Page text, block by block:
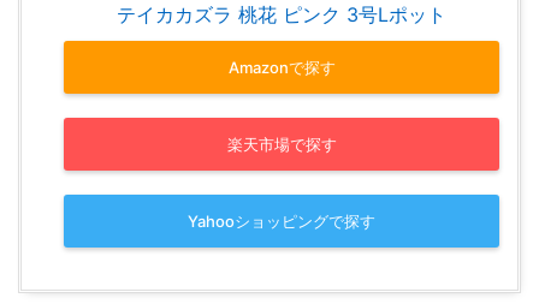
テイカカズラ 桃花 ピンク 3号Lポット
Amazonで探す
楽天市場で探す
Yahooショッピングで探す